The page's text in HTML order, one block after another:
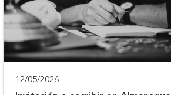
12/05/2026